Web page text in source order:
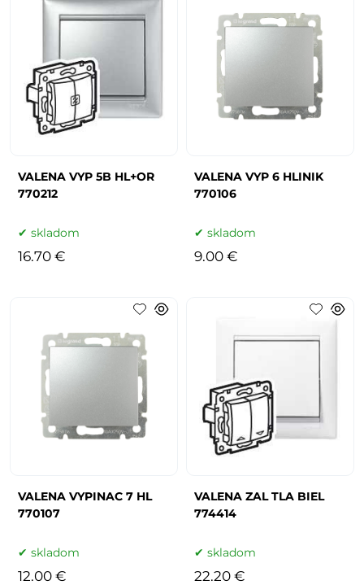
VALENA VYP 5B HL+OR
770212
skladom
16.70 €
VALENA VYP 6 HLINIK
770106
skladom
9.00 €
VALENA VYPINAC 7 HL
770107
skladom
12.00 €
VALENA ZAL TLA BIEL
774414
skladom
22.20 €